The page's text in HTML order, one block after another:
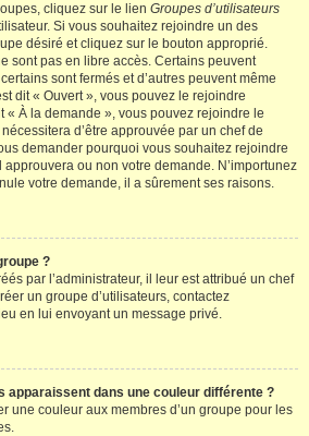
cliquez sur le lien Groupes d’utilisateurs
Si vous souhaitez rejoindre un des
désiré et cliquez sur le bouton approprié.
sont pas en libre accès. Certains peuvent
sont fermés et d’autres peuvent même
dit « Ouvert », vous pouvez le rejoindre
« À la demande », vous pouvez rejoindre le
d’être approuvée par un chef de
demander pourquoi vous souhaitez rejoindre
approuvera ou non votre demande. N’importunez
votre demande, il a sûrement ses raisons.
?
par l’administrateur, il leur est attribué un chef
un groupe d’utilisateurs, contactez
en lui envoyant un message privé.
apparaissent dans une couleur différente ?
une couleur aux membres d’un groupe pour les